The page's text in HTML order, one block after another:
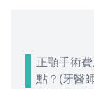
正顎手術
點？(牙醫